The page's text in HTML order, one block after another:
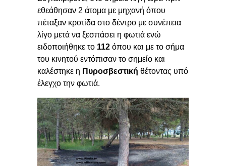
εθεάθησαν 2 άτομα με μηχανή όπου
πέταξαν κροτίδα στο δέντρο με συνέπεια
λίγο μετά να ξεσπάσει η φωτιά ενώ
ειδοποιήθηκε το 112 όπου και με το σήμα
του κινητού εντόπισαν το σημείο και
καλέστηκε η Πυροσβεστική θέτοντας υπό
έλεγχο την φωτιά.